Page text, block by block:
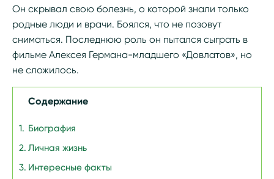
Он скрывал свою болезнь, о которой знали только
родные люди и врачи. Боялся, что не позовут
сниматься. Последнюю роль он пытался сыграть в
фильме Алексея Германа-младшего «Довлатов», но
не сложилось.
Содержание
Биография
Личная жизнь
Интересные факты